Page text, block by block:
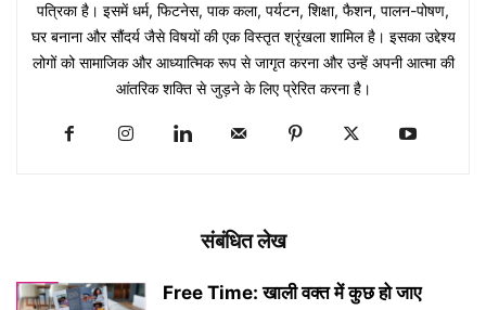
पत्रिका है। इसमें धर्म, फिटनेस, पाक कला, पर्यटन, शिक्षा, फैशन, पालन-पोषण,
घर बनाना और सौंदर्य जैसे विषयों की एक विस्तृत श्रृंखला शामिल है। इसका उद्देश्य
लोगों को सामाजिक और आध्यात्मिक रूप से जागृत करना और उन्हें अपनी आत्मा की
आंतरिक शक्ति से जुड़ने के लिए प्रेरित करना है।
संबंधित लेख
Free Time: खाली वक्त में कुछ हो जाए